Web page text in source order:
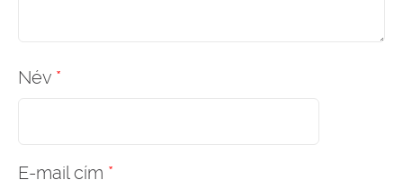
Név *
E-mail cím *